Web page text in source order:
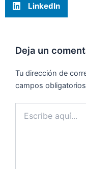
LinkedIn
Deja un
Tu dirección de
campos
aquí...